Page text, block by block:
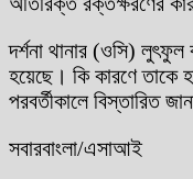
দর্শনা থানার (ওসি)
হয়েছে। কি কারণে তাকে
পরবর্তীকালে বিস্তারিত
সবারবাংলা/এসাআই